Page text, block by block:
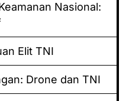
Nasional:
Elit TNI
Drone dan TNI